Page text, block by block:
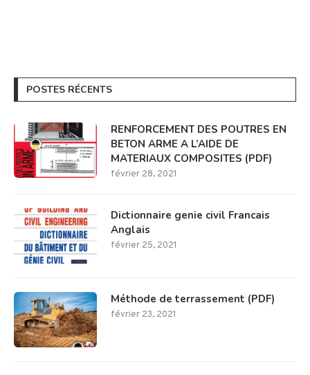
POSTES RÉCENTS
RENFORCEMENT DES POUTRES EN
BETON ARME A L’AIDE DE
MATERIAUX COMPOSITES (PDF)
février 28, 2021
Dictionnaire genie civil Francais
Anglais
février 25, 2021
Méthode de terrassement (PDF)
février 23, 2021